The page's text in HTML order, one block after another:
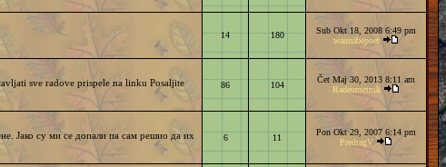
14 180
Sub Okt 18, 2008 6:49 pm
wannabepoet
sve radove prispele na linku Posaljite
86 104
Čet Maj 30, 2013 8:11 am
Radeumetnik
Јако су ми се допали па сам решио да их
6 11
Pon Okt 29, 2007 6:14 pm
PredragV